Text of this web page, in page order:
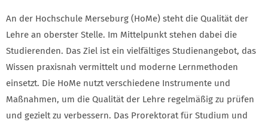
An der Hochschule Merseburg (HoMe) steht die Qualität der
Lehre an oberster Stelle. Im Mittelpunkt stehen dabei die
Studierenden. Das Ziel ist ein vielfältiges Studienangebot, das
Wissen praxisnah vermittelt und moderne Lernmethoden
einsetzt. Die HoMe nutzt verschiedene Instrumente und
Maßnahmen, um die Qualität der Lehre regelmäßig zu prüfen
und gezielt zu verbessern. Das Prorektorat für Studium und